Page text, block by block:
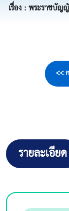
เรื่อง : พระราชบั
<<
รายละเอียด